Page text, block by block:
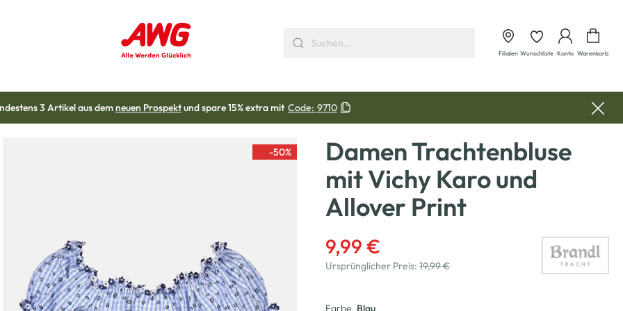
Filialen Wunschliste Konto Warenkorb
3 Artikel aus demneuen Prospektund spare 15% extra mit Code: 9710
-50%
Damen Trachtenbluse
mit Vichy Karo und
Allover Print
9,99 €
Ursprünglicher Preis: 19,99 €
Farbe Blau